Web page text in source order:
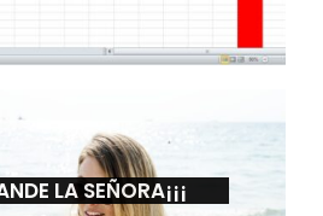
LA SEÑORA¡¡¡